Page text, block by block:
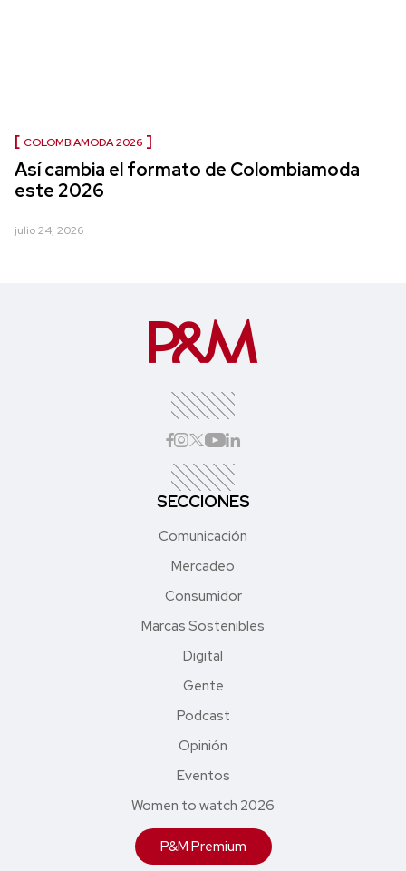
COLOMBIAMODA 2026
Así cambia el formato de Colombiamoda
este 2026
julio 24, 2026
SECCIONES
Comunicación
Mercadeo
Consumidor
Marcas Sostenibles
Digital
Gente
Podcast
Opinión
Eventos
Women to watch 2026
P&M Premium